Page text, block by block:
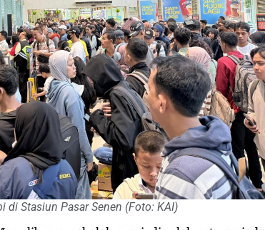
di Stasiun Pasar Senen (Foto: KAI)